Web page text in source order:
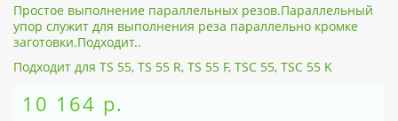
Простое выполнение параллельных резов.Параллельный
упор служит для выполнения реза параллельно кромке
заготовки.Подходит..
Подходит для TS 55, TS 55 R, TS 55 F, TSC 55, TSC 55 K
10 164 р.